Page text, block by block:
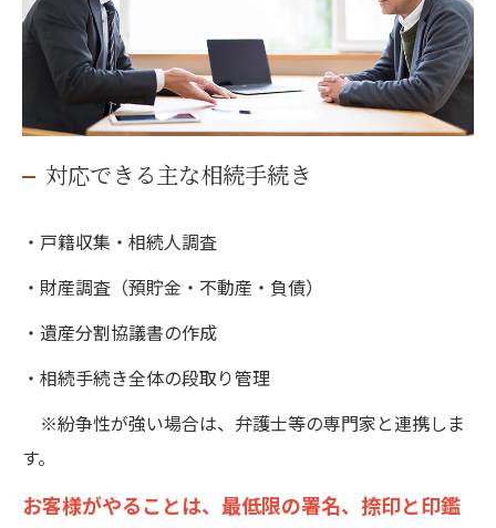
対応できる主な相続手続き
・戸籍収集・相続人調査
・財産調査（預貯金・不動産・負債）
・遺産分割協議書の作成
・相続手続き全体の段取り管理
※紛争性が強い場合は、弁護士等の専門家と連携しま
す。
お客様がやることは、最低限の署名、捺印と印鑑